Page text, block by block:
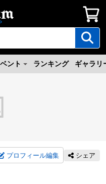
ント ランキング ギャラリ
プロフィール編集 シェア